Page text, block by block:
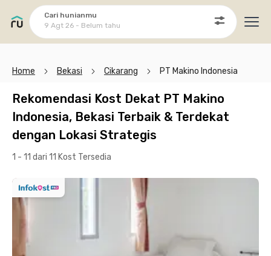
Cari hunianmu
9 Agt 26 - Belum tahu
Home Bekasi Cikarang PT Makino Indonesia
Rekomendasi Kost Dekat PT Makino
Indonesia, Bekasi Terbaik & Terdekat
dengan Lokasi Strategis
1 - 11 dari 11 Kost Tersedia